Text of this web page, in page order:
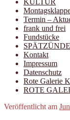
KULTUR
Termin –
frank und frei
Fundstücke
Kontakt
Impressum
Datenschutz
Rote Galerie
ROTE
Veröffentlicht am